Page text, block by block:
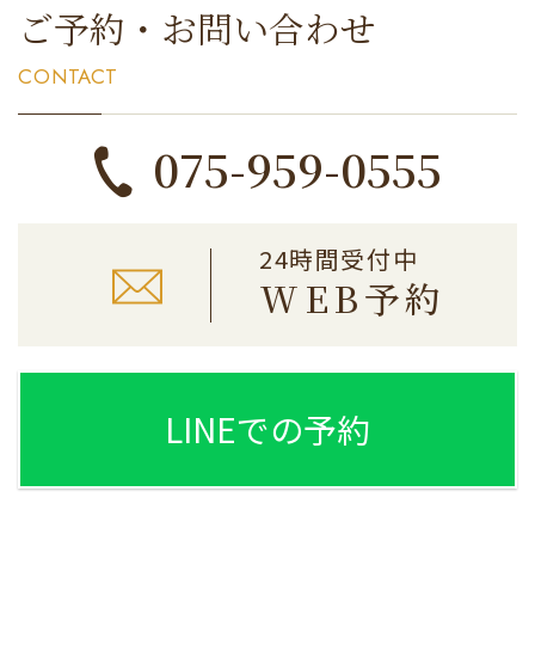
ご予約・お問い合わせ
CONTACT
075-959-0555
24時間受付中
WEB予約
LINEでの予約